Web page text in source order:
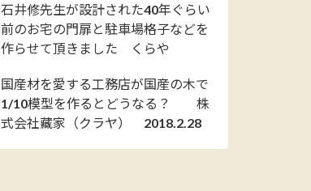
石井修先生が設計された40年ぐらい
前のお宅の門扉と駐車場格子などを
作らせて頂きました くらや
国産材を愛する工務店が国産の木で
1/10模型を作るとどうなる？ 株
式会社藏家（クラヤ） 2018.2.28